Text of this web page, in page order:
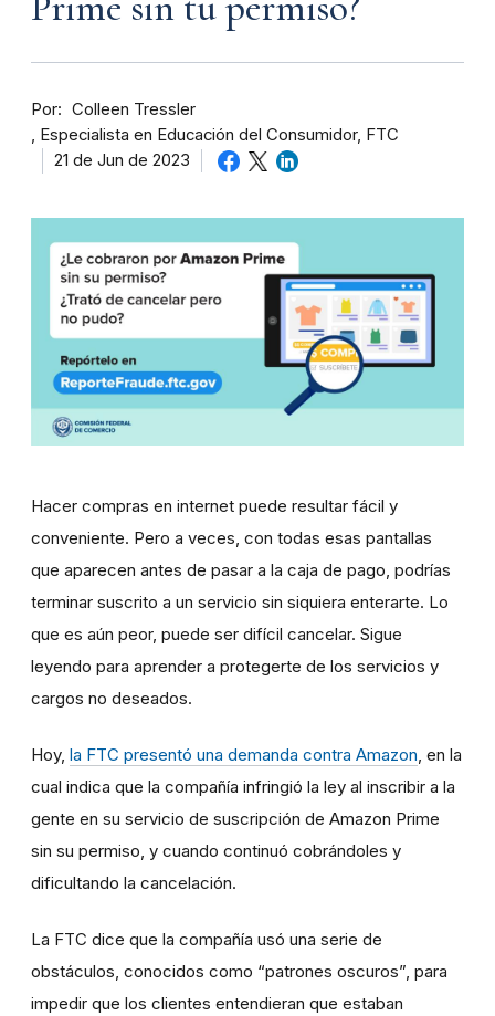
Por
Colleen Tressler
Especialista en Educación del Consumidor, FTC
21 de Jun de 2023
Hacer compras en internet puede resultar fácil y
conveniente. Pero a veces, con todas esas pantallas
que aparecen antes de pasar a la caja de pago, podrías
terminar suscrito a un servicio sin siquiera enterarte. Lo
que es aún peor, puede ser difícil cancelar. Sigue
leyendo para aprender a protegerte de los servicios y
cargos no deseados.
Hoy, la FTC presentó una demanda contra Amazon, en la
cual indica que la compañía infringió la ley al inscribir a la
gente en su servicio de suscripción de Amazon Prime
sin su permiso, y cuando continuó cobrándoles y
dificultando la cancelación.
La FTC dice que la compañía usó una serie de
obstáculos, conocidos como “patrones oscuros”, para
impedir que los clientes entendieran que estaban